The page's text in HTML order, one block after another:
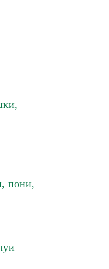
пони,